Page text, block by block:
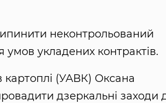
неконтрольований
умов укладених контрактів.
картоплі (УАВК) Оксана
дзеркальні заходи